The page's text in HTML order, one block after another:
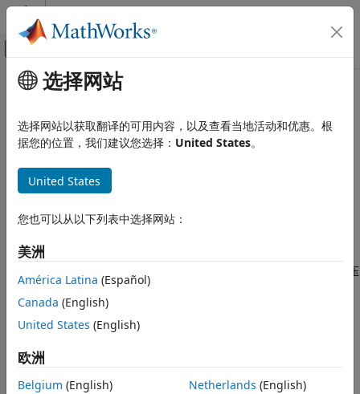
跳到内容
画布外导航菜单切换
文档主页
数据导入和分析
数据导入和导出
标准文件格式
cdflib.setCompressionCacheSize
本页内容
语法
描述
示例
另请参阅
主要内容
cdflib.setCompressionCacheSize
指定压缩高速缓存缓冲区的数目
语法
说明
cdflib.setCompressionCacheSize(cdfId,numBuffers)
指定用于压
缩临时 CDF 文件的高速缓存缓冲区的数目。有关 CDF 高速缓存方
案的详细信息，请参阅
示例
选择网站
选择网站以获取翻译的可用内容，以及查看当地活动和优惠。根
据您的位置，我们建议您选择： United States。
United States
您也可以从以下列表中选择网站：
美洲
América Latina (Español)
Canada (English)
United States (English)
欧洲
Belgium (English)
Netherlands (English)